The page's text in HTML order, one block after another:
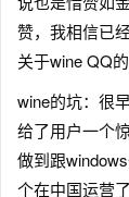
赞，我相信已
关于wine QQ
wine的坑：很
给了用户一个
做到跟
个在中国运营